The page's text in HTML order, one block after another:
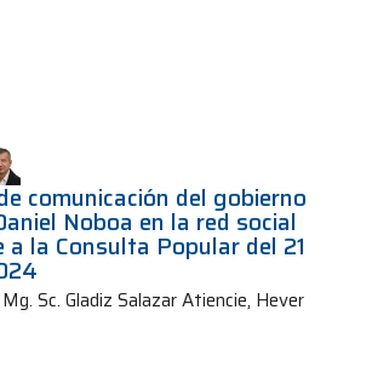
comunicación del gobierno
Noboa en la red social
a la Consulta Popular del 21
Sc. Gladiz Salazar Atiencie, Hever